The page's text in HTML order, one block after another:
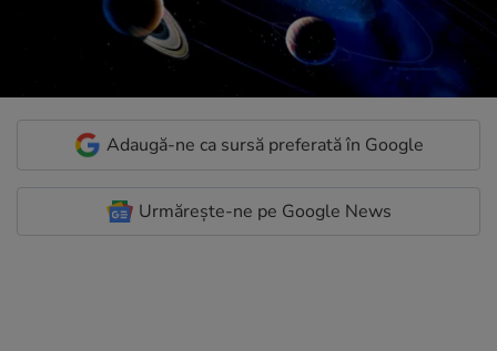
Adaugă-ne ca sursă preferată în Google
Urmărește-ne pe Google News